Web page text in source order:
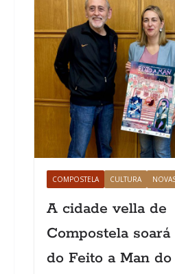
COMPOSTELA CULTURA
A cidade vella de
Compostela
do Feito a Man